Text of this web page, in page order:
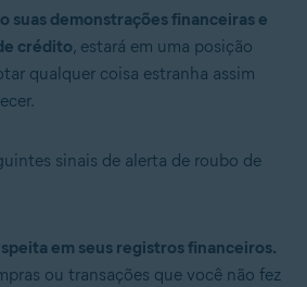
suas demonstrações financeiras e
crédito, estará em uma posição
qualquer coisa estranha assim
sinais de alerta de roubo de
em seus registros financeiros.
ou transações que você não fez